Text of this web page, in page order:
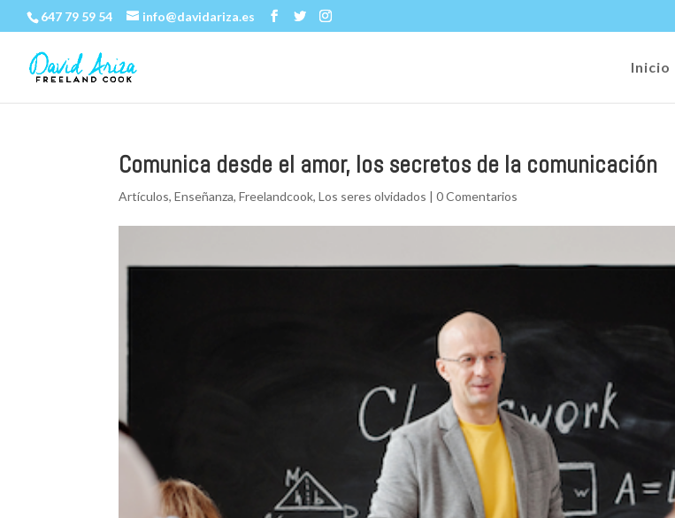
647 79 59 54 info@davidariza.es
Inicio
Comunica desde el amor, los secretos de la comunicación
Artículos,Enseñanza,Freelandcook,Los seres olvidados |0 Comentarios